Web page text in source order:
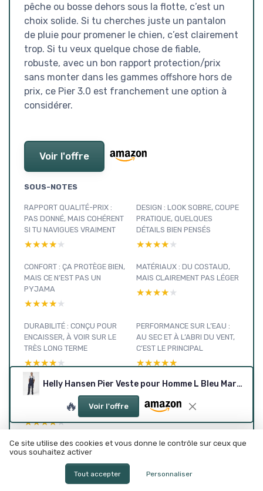
pêche ou bosse dehors sous la flotte, c’est un
choix solide. Si tu cherches juste un pantalon
de pluie pour promener le chien, c’est clairement
trop. Si tu veux quelque chose de fiable,
robuste, avec un bon rapport protection/prix
sans monter dans les gammes offshore hors de
prix, ce Pier 3.0 est franchement une option à
considérer.
Voir l'offre
SOUS-NOTES
RAPPORT QUALITÉ-PRIX :
PAS DONNÉ, MAIS COHÉRENT
SI TU NAVIGUES VRAIMENT
★★★★★
★★★★★
DESIGN : LOOK SOBRE, COUPE
PRATIQUE, QUELQUES
DÉTAILS BIEN PENSÉS
★★★★★
★★★★★
CONFORT : ÇA PROTÈGE BIEN,
MAIS CE N’EST PAS UN
PYJAMA
★★★★★
★★★★★
MATÉRIAUX : DU COSTAUD,
MAIS CLAIREMENT PAS LÉGER
★★★★★
★★★★★
DURABILITÉ : CONÇU POUR
ENCAISSER, À VOIR SUR LE
TRÈS LONG TERME
★★★★★
★★★★★
PERFORMANCE SUR L’EAU :
AU SEC ET À L’ABRI DU VENT,
C’EST LE PRINCIPAL
★★★★★
★★★★★
PRÉSENTATION : CE QU’ON
ACHÈTE VRAIMENT AVEC CE
★★★★★
★★★★★
Vêtements
Helly Hansen Pier Veste pour Homme L Bleu Marine
🔥 Voir l'offre
Ce site utilise des cookies et vous donne le contrôle sur ceux que
vous souhaitez activer
Tout accepter Personnaliser